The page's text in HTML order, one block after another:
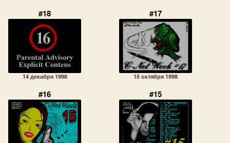
#18
14 декабря 1998
#17
15 октября 1998
#16 #15